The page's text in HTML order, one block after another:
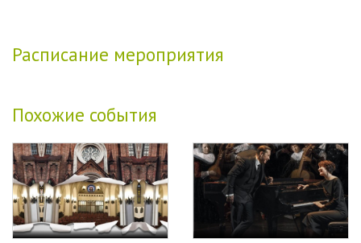
Расписание мероприятия
Похожие события